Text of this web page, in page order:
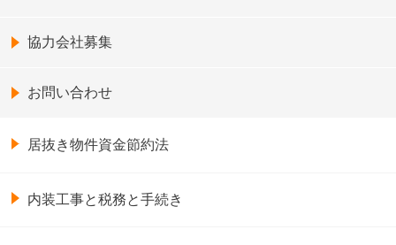
協力会社募集
お問い合わせ
居抜き物件資金節約法
内装工事と税務と手続き